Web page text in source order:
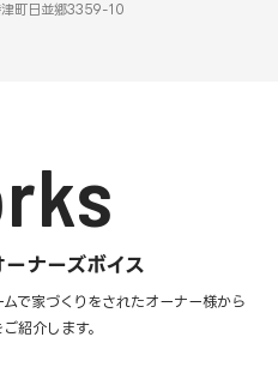
津町日並郷3359-10
ナーズボイス
で家づくりをされたオーナー様から
紹介します。